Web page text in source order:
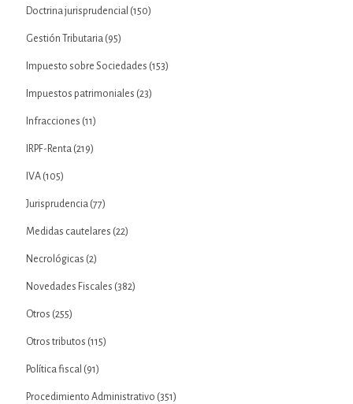
Doctrina jurisprudencial (150)
Gestión Tributaria (95)
Impuesto sobre Sociedades (153)
Impuestos patrimoniales (23)
Infracciones (11)
IRPF-Renta (219)
IVA (105)
Jurisprudencia (77)
Medidas cautelares (22)
Necrológicas (2)
Novedades Fiscales (382)
Otros (255)
Otros tributos (115)
Política fiscal (91)
Procedimiento Administrativo (351)